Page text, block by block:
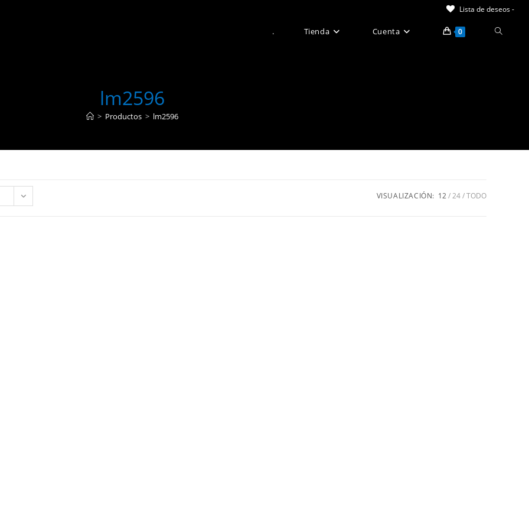
Lista de deseos -
. Tienda Cuenta 0 Alternar
web
lm2596
> Productos > lm2596
VISUALIZACIÓN: 12 24 TODO